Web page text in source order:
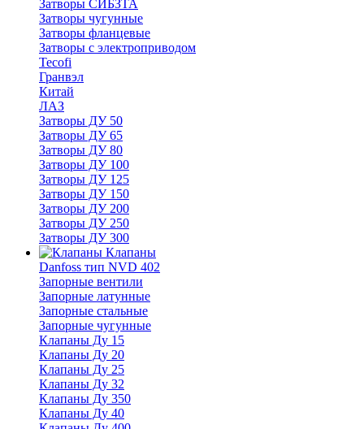
Затворы СИБЗТА
Затворы чугунные
Затворы фланцевые
Затворы с электроприводом
Tecofi
Гранвэл
Китай
ЛАЗ
Затворы ДУ 50
Затворы ДУ 65
Затворы ДУ 80
Затворы ДУ 100
Затворы ДУ 125
Затворы ДУ 150
Затворы ДУ 200
Затворы ДУ 250
Затворы ДУ 300
Клапаны
Danfoss тип NVD 402
Запорные вентили
Запорные латунные
Запорные стальные
Запорные чугунные
Клапаны Ду 15
Клапаны Ду 20
Клапаны Ду 25
Клапаны Ду 32
Клапаны Ду 350
Клапаны Ду 40